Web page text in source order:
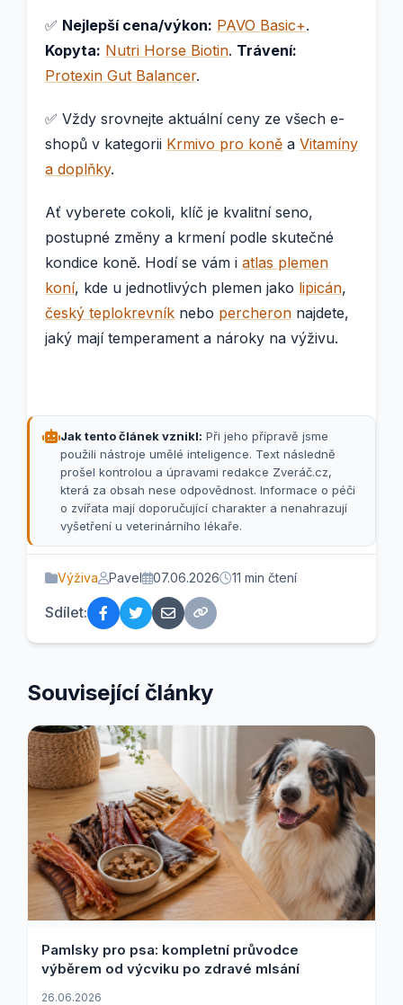
✅ Nejlepší cena/výkon: PAVO Basic+.
Kopyta: Nutri Horse Biotin. Trávení:
Protexin Gut Balancer.
✅ Vždy srovnejte aktuální ceny ze všech e-
shopů v kategorii Krmivo pro koně a Vitamíny
a doplňky.
Ať vyberete cokoli, klíč je kvalitní seno,
postupné změny a krmení podle skutečné
kondice koně. Hodí se vám i atlas plemen
koní, kde u jednotlivých plemen jako lipicán,
český teplokrevník nebo percheron najdete,
jaký mají temperament a nároky na výživu.
Jak tento článek vznikl: Při jeho přípravě jsme
použili nástroje umělé inteligence. Text následně
prošel kontrolou a úpravami redakce Zveráč.cz,
která za obsah nese odpovědnost. Informace o péči
o zvířata mají doporučující charakter a nenahrazují
vyšetření u veterinárního lékaře.
Výživa Pavel 07.06.2026 11 min čtení
Sdílet:
Související články
Pamlsky pro psa: kompletní průvodce
výběrem od výcviku po zdravé mlsání
26.06.2026